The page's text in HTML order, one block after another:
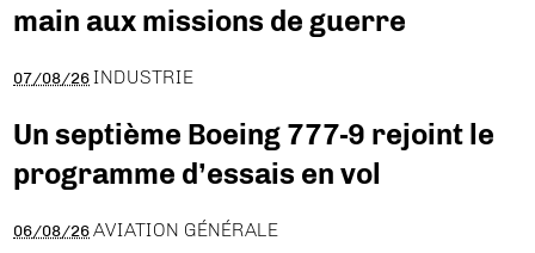
main aux missions de guerre
07/08/26 INDUSTRIE
Un septième Boeing 777-9 rejoint le
programme d’essais en vol
06/08/26 AVIATION GÉNÉRALE